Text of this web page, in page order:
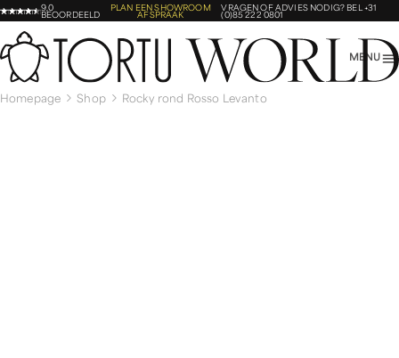
9,0
BEOORDEELD
PLAN EEN SHOWROOM
AFSPRAAK
VRAGEN OF ADVIES NODIG? BEL +31
(0)85 222 0801
MENU
Homepage Shop Rocky rond Rosso Levanto